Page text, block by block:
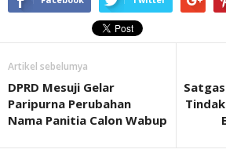
Artikel sebelumya
DPRD Mesuji Gelar
Paripurna Perubahan
Nama Panitia Calon Wabup